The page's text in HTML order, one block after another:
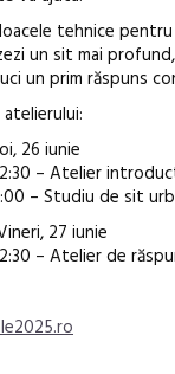
tehnice
un sit mai
un prim răspuns
26 iunie
– Atelier
– Studiu de sit
27 iunie
– Atelier de